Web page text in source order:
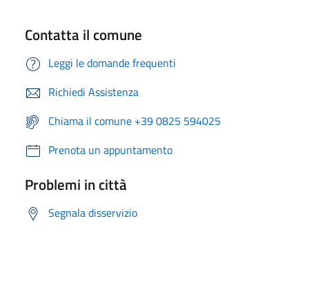
Contatta il comune
Leggi le domande frequenti
Richiedi Assistenza
Chiama il comune +39 0825 594025
Prenota un appuntamento
Problemi in città
Segnala disservizio